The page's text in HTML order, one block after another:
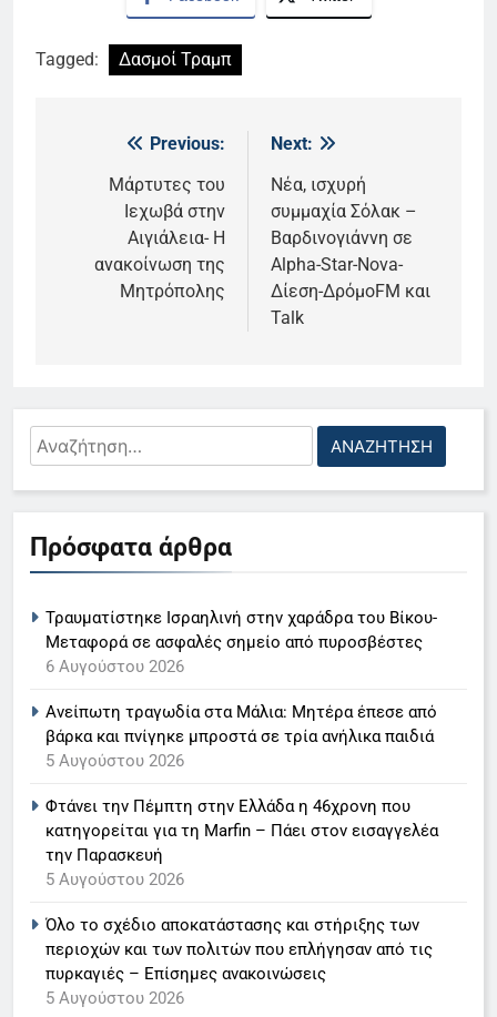
Tagged: Δασμοί Τραμπ
Πλοήγηση
άρθρων
Previous:
Μάρτυτες του
Ιεχωβά στην
Αιγιάλεια- Η
ανακοίνωση της
Μητρόπολης
Next:
Νέα, ισχυρή
συμμαχία Σόλακ –
Βαρδινογιάννη σε
Alpha-Star-Nova-
Δίεση-ΔρόμοFM και
Talk
Αναζήτηση
για:
Πρόσφατα άρθρα
Τραυματίστηκε Ισραηλινή στην χαράδρα του Βίκου-
Μεταφορά σε ασφαλές σημείο από πυροσβέστες
6 Αυγούστου 2026
Ανείπωτη τραγωδία στα Μάλια: Μητέρα έπεσε από
βάρκα και πνίγηκε μπροστά σε τρία ανήλικα παιδιά
5 Αυγούστου 2026
Φτάνει την Πέμπτη στην Ελλάδα η 46χρονη που
κατηγορείται για τη Marfin – Πάει στον εισαγγελέα
την Παρασκευή
5 Αυγούστου 2026
Όλο το σχέδιο αποκατάστασης και στήριξης των
περιοχών και των πολιτών που επλήγησαν από τις
πυρκαγιές – Επίσημες ανακοινώσεις
5 Αυγούστου 2026
5
Ο Παναγιώτης Στάθης στο
ειδήσεων της ΕΡΤ
LIFESTYLE-MEDIA
Στον ΑΝΤ1 η Σία Κοσιώνη- Η
ανακοίνωση του σταθμού
7
LIFESTYLE-MEDIA
8